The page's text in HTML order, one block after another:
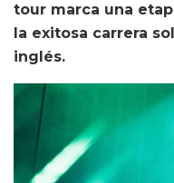
tour marca una
la exitosa carrera
inglés.